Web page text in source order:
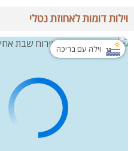
וילות דומות לאחוזת נטלי
וילה עם בריכה